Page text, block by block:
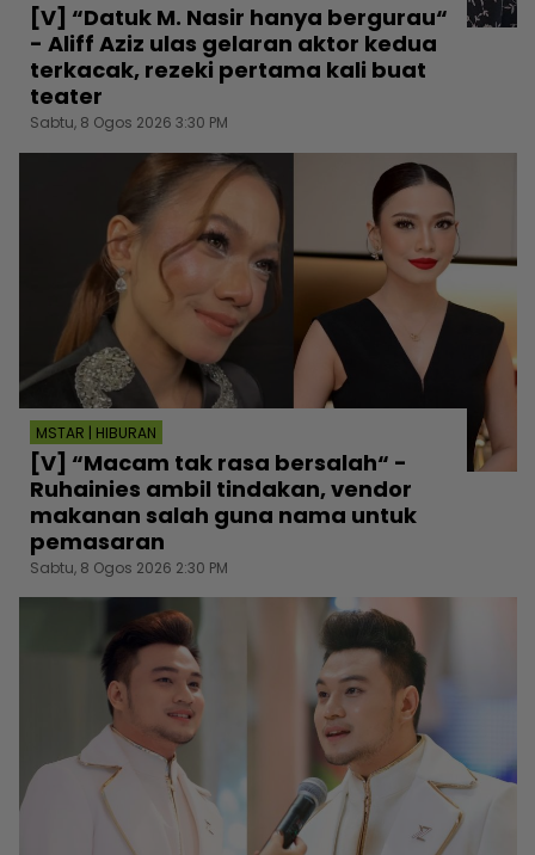
[V] “Datuk M. Nasir hanya bergurau“
- Aliff Aziz ulas gelaran aktor kedua
terkacak, rezeki pertama kali buat
teater
Sabtu, 8 Ogos 2026 3:30 PM
MSTAR | HIBURAN
[V] “Macam tak rasa bersalah“ -
Ruhainies ambil tindakan, vendor
makanan salah guna nama untuk
pemasaran
Sabtu, 8 Ogos 2026 2:30 PM